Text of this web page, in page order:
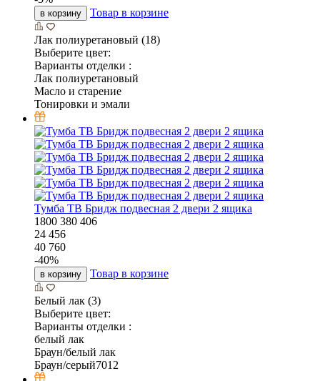
в корзину Товар в корзине
Лак полиуретановый (18)
Выберите цвет:
Варианты отделки :
Лак полиуретановый
Масло и старение
Тонировки и эмали
Тумба ТВ Бридж подвесная 2 двери 2 ящика
1800 380 406
24 456
40 760
-40%
в корзину Товар в корзине
Белый лак (3)
Выберите цвет:
Варианты отделки :
белый лак
Браун/белый лак
Браун/серый7012